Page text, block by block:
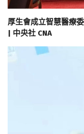
厚生會成立智慧醫療
| 中央社 CNA